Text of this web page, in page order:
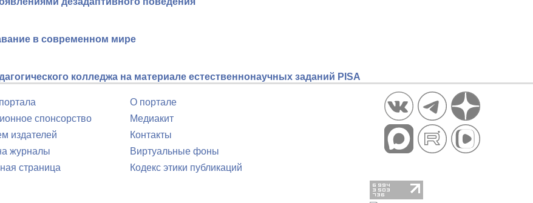
в современном мире
колледжа на материале естественнонаучных заданий PISA
спонсорство
издателей
журналы
страница
О портале
Медиакит
Контакты
Виртуальные фоны
Кодекс этики публикаций